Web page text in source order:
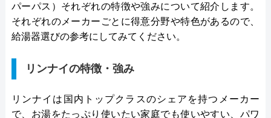
パーパス）それぞれの特徴や強みについて紹介します。
それぞれのメーカーごとに得意分野や特色があるので、
給湯器選びの参考にしてみてください。
リンナイの特徴・強み
リンナイは国内トップクラスのシェアを持つメーカー
で、お湯をたっぷり使いたい家庭でも使いやすい、パワ